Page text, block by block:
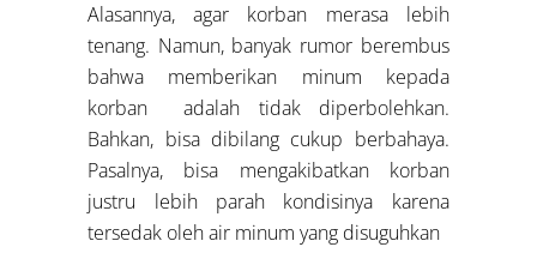
Alasannya, agar korban merasa lebih
tenang. Namun, banyak rumor berembus
bahwa memberikan minum kepada
korban adalah tidak diperbolehkan.
Bahkan, bisa dibilang cukup berbahaya.
Pasalnya, bisa mengakibatkan korban
justru lebih parah kondisinya karena
tersedak oleh air minum yang disuguhkan